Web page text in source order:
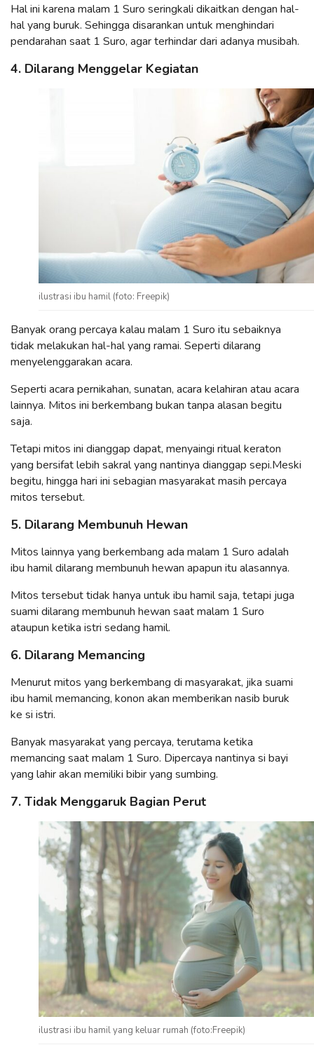
Hal ini karena malam 1 Suro seringkali dikaitkan dengan hal-
hal yang buruk. Sehingga disarankan untuk menghindari
pendarahan saat 1 Suro, agar terhindar dari adanya musibah.
4. Dilarang Menggelar Kegiatan
ilustrasi ibu hamil (foto: Freepik)
Banyak orang percaya kalau malam 1 Suro itu sebaiknya
tidak melakukan hal-hal yang ramai. Seperti dilarang
menyelenggarakan acara.
Seperti acara pernikahan, sunatan, acara kelahiran atau acara
lainnya. Mitos ini berkembang bukan tanpa alasan begitu
saja.
Tetapi mitos ini dianggap dapat, menyaingi ritual keraton
yang bersifat lebih sakral yang nantinya dianggap sepi.Meski
begitu, hingga hari ini sebagian masyarakat masih percaya
mitos tersebut.
5. Dilarang Membunuh Hewan
Mitos lainnya yang berkembang ada malam 1 Suro adalah
ibu hamil dilarang membunuh hewan apapun itu alasannya.
Mitos tersebut tidak hanya untuk ibu hamil saja, tetapi juga
suami dilarang membunuh hewan saat malam 1 Suro
ataupun ketika istri sedang hamil.
6. Dilarang Memancing
Menurut mitos yang berkembang di masyarakat, jika suami
ibu hamil memancing, konon akan memberikan nasib buruk
ke si istri.
Banyak masyarakat yang percaya, terutama ketika
memancing saat malam 1 Suro. Dipercaya nantinya si bayi
yang lahir akan memiliki bibir yang sumbing.
7. Tidak Menggaruk Bagian Perut
ilustrasi ibu hamil yang keluar rumah (foto:Freepik)